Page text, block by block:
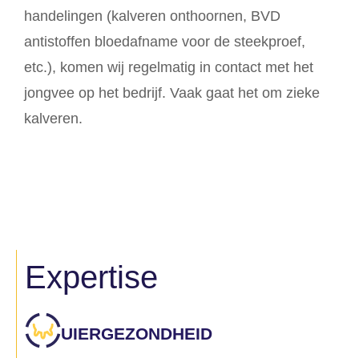
handelingen (kalveren onthoornen, BVD
antistoffen bloedafname voor de steekproef,
etc.), komen wij regelmatig in contact met het
jongvee op het bedrijf. Vaak gaat het om zieke
kalveren.
Expertise
UIERGEZONDHEID